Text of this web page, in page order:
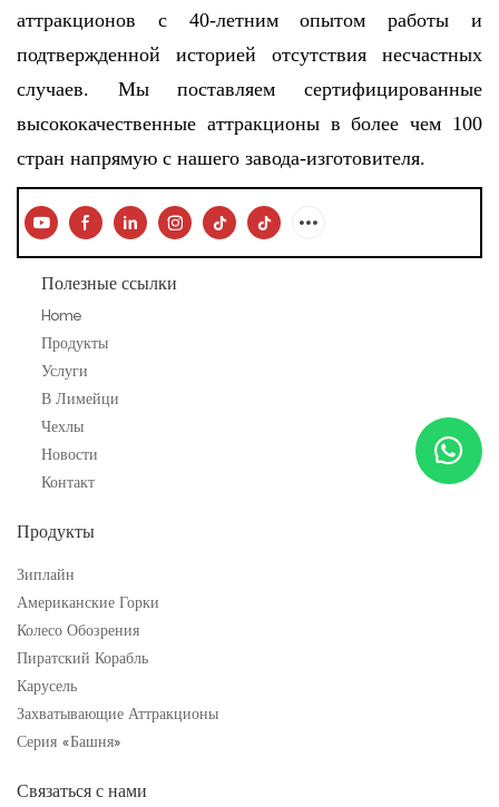
аттракционов с 40-летним опытом работы и
подтвержденной историей отсутствия несчастных
случаев. Мы поставляем сертифицированные
высококачественные аттракционы в более чем 100
стран напрямую с нашего завода-изготовителя.
Полезные ссылки
Home
Продукты
Услуги
В Лимейци
Чехлы
Новости
Контакт
Продукты
Зиплайн
Американские Горки
Колесо Обозрения
Пиратский Корабль
Карусель
Захватывающие Аттракционы
Серия «Башня»
Связаться с нами